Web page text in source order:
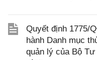
Quyết định 1775/
hành Danh mục
quản lý của Bộ